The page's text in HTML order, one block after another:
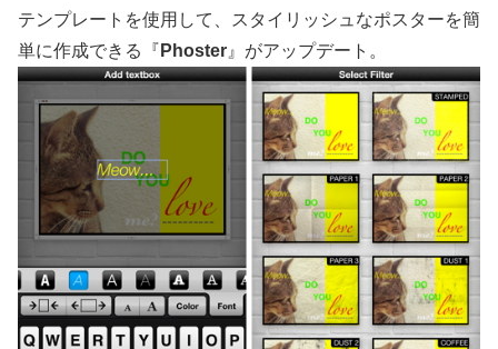
テンプレートを使用して、スタイリッシュなポスターを簡
単に作成できる『 Phoster 』がアップデート。